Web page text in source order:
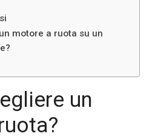
motore a ruota su un
un